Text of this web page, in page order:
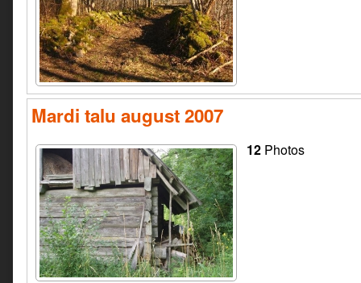
Mardi talu august 2007
12 Photos